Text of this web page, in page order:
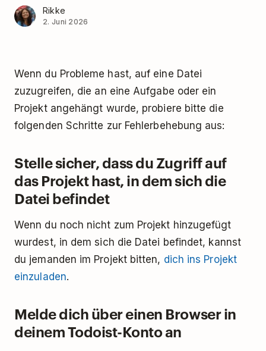
Rikke
2. Juni 2026
Wenn du Probleme hast, auf eine Datei
zuzugreifen, die an eine Aufgabe oder ein
Projekt angehängt wurde, probiere bitte die
folgenden Schritte zur Fehlerbehebung aus:
Stelle sicher, dass du Zugriff auf
das Projekt hast, in dem sich die
Datei befindet
Wenn du noch nicht zum Projekt hinzugefügt
wurdest, in dem sich die Datei befindet, kannst
du jemanden im Projekt bitten, dich ins Projekt
einzuladen.
Melde dich über einen Browser in
deinem Todoist-Konto an